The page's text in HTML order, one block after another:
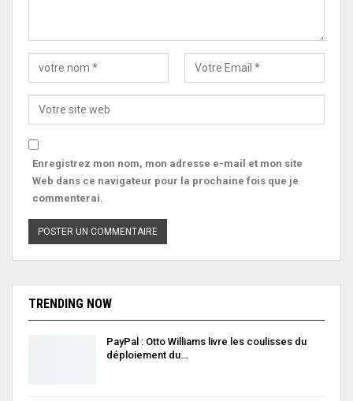
Enregistrez mon nom, mon adresse e-mail et mon site
Web dans ce navigateur pour la prochaine fois que je
commenterai.
TRENDING NOW
PayPal : Otto Williams livre les coulisses du
déploiement du…